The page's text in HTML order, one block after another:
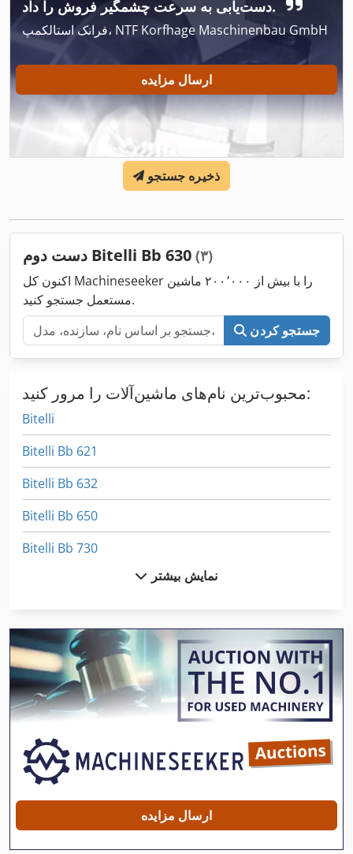
دست‌یابی به سرعت چشمگیر فروش را داد.
فرانک استالکمپ، NTF Korfhage Maschinenbau GmbH
ارسال مزایده
ذخیره جستجو
دست دوم Bitelli Bb 630 (۳)
اکنون کل Machineseeker را با بیش از ۲۰۰٬۰۰۰ ماشین
مستعمل جستجو کنید.
جستجو کردن
محبوب‌ترین نام‌های ماشین‌آلات را مرور کنید:
Bitelli
Bitelli Bb 621
Bitelli Bb 632
Bitelli Bb 650
Bitelli Bb 730
Bobcat S 630
Dewalt Dw 625 E
Epple Bs 125
Epple Bs 125 Gs
Frommia 630
Grass Bbm St
نمایش بیشتر
ارسال مزایده